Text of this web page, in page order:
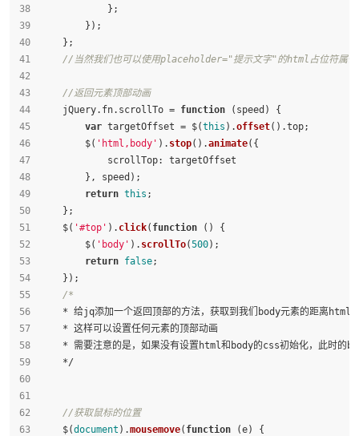
            };
        });
    };
//当然我们也可以使用placeholder="提示文字"的html占位符属性
//返回元素顶部动画
    jQuery.
fn. scrollTo = function ( speed ) {
var targetOffset = $(this ).offset().top;
        $(
'html,body' ). stop().animate({
scrollTop: targetOffset
        }, speed);
return this ;
    };
    $(
'#top' ). click( function ( ) {
        $(
'body' ). scrollTo(500);
return false;
    });
/*
* 给jq添加一个返回顶部的方法，获取到我们body元素的距离html
    * 这样可以设置任何元素的顶部动画
* 需要注意的是，如果没有设置html和body的css初始化，此时的
    */
//获取鼠标的位置
    $(
document ).mousemove( function (e) {